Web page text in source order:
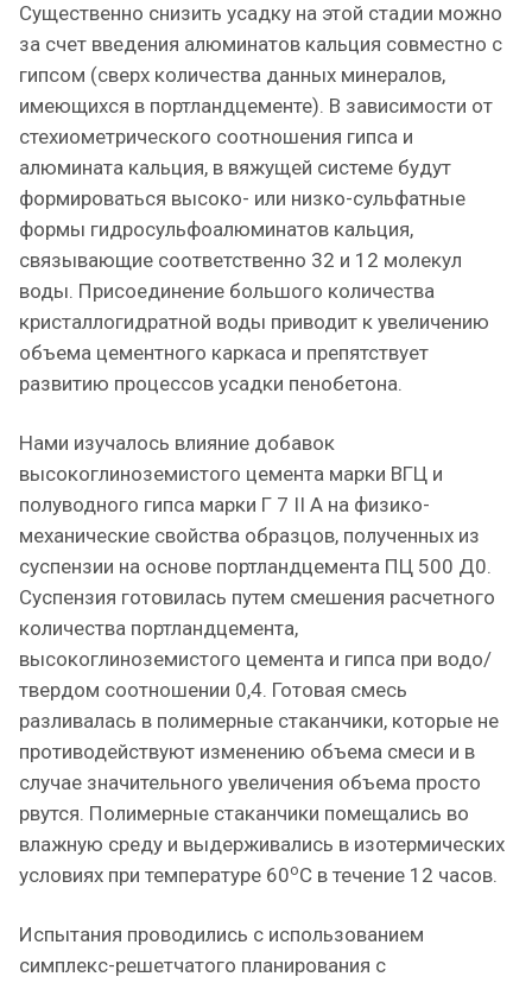
Существенно снизить усадку на этой стадии можно
за счет введения алюминатов кальция совместно с
гипсом (сверх количества данных минералов,
имеющихся в портландцементе). В зависимости от
стехиометрического соотношения гипса и
алюмината кальция, в вяжущей системе будут
формироваться высоко- или низко-сульфатные
формы гидросульфоалюминатов кальция,
связывающие соответственно 32 и 12 молекул
воды. Присоединение большого количества
кристаллогидратной воды приводит к увеличению
объема цементного каркаса и препятствует
развитию процессов усадки пенобетона.
Нами изучалось влияние добавок
высокоглиноземистого цемента марки ВГЦ и
полуводного гипса марки Г 7 II А на физико-
механические свойства образцов, полученных из
суспензии на основе портландцемента ПЦ 500 Д0.
Суспензия готовилась путем смешения расчетного
количества портландцемента,
высокоглиноземистого цемента и гипса при водо/
твердом соотношении 0,4. Готовая смесь
разливалась в полимерные стаканчики, которые не
противодействуют изменению объема смеси и в
случае значительного увеличения объема просто
рвутся. Полимерные стаканчики помещались во
влажную среду и выдерживались в изотермических
условиях при температуре 60оС в течение 12 часов.
Испытания проводились с использованием
симплекс-решетчатого планирования с